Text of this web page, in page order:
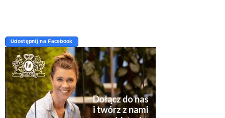
Udostępnij na Facebook